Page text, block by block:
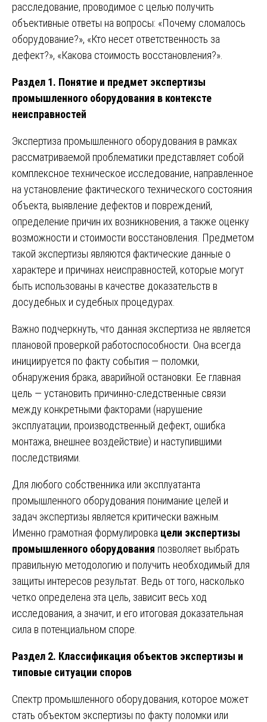
расследование, проводимое с целью получить
объективные ответы на вопросы: «Почему сломалось
оборудование?», «Кто несет ответственность за
дефект?», «Какова стоимость восстановления?».
Раздел 1. Понятие и предмет экспертизы
промышленного оборудования в контексте
неисправностей
Экспертиза промышленного оборудования в рамках
рассматриваемой проблематики представляет собой
комплексное техническое исследование, направленное
на установление фактического технического состояния
объекта, выявление дефектов и повреждений,
определение причин их возникновения, а также оценку
возможности и стоимости восстановления. Предметом
такой экспертизы являются фактические данные о
характере и причинах неисправностей, которые могут
быть использованы в качестве доказательств в
досудебных и судебных процедурах.
Важно подчеркнуть, что данная экспертиза не является
плановой проверкой работоспособности. Она всегда
инициируется по факту события — поломки,
обнаружения брака, аварийной остановки. Ее главная
цель — установить причинно-следственные связи
между конкретными факторами (нарушение
эксплуатации, производственный дефект, ошибка
монтажа, внешнее воздействие) и наступившими
последствиями.
Для любого собственника или эксплуатанта
промышленного оборудования понимание целей и
задач экспертизы является критически важным.
Именно грамотная формулировка цели экспертизы
промышленного оборудования позволяет выбрать
правильную методологию и получить необходимый для
защиты интересов результат. Ведь от того, насколько
четко определена эта цель, зависит весь ход
исследования, а значит, и его итоговая доказательная
сила в потенциальном споре.
Раздел 2. Классификация объектов экспертизы и
типовые ситуации споров
Спектр промышленного оборудования, которое может
стать объектом экспертизы по факту поломки или